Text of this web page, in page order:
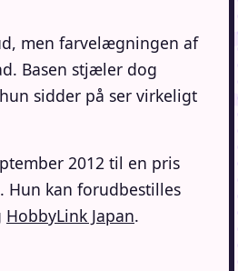
men farvelægningen af
Basen stjæler dog
sidder på ser virkeligt
2012 til en pris
Hun kan forudbestilles
HobbyLink Japan.